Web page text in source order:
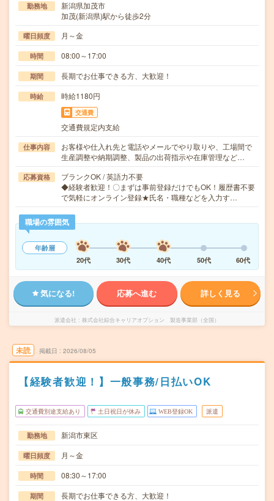
勤務地
新潟県加茂市
加茂(新潟県)駅から徒歩2分
曜日頻度 月～金
時間 08:00～17:00
期間 長期でお仕事できる方、大歓迎！
時給 時給1180円
交通費
交通費規定内支給
仕事内容
お客様や仕入れ先と電話やメールでやり取りや、工場間で
生産調整や納期調整、製品の出荷指示や在庫管理など…
応募資格
ブランクOK / 英語力不要
◆経験者歓迎！〇まずは事前登録だけでもOK！履歴書不要
で気軽にオンライン登録★氏名・職種などを入力す…
職場の雰囲気
年齢層
20代
30代 40代 50代 60代
気になる! 応募へ進む 詳しく見る
派遣会社 株式会社綜合キャリアオプション 製造事業部（全国）
未読 掲載日 2026/08/05
【経験者歓迎！】一般事務/日払いOK
交通費別途支給あり 土日祝日が休み WEB登録OK 派遣
勤務地 新潟市東区
曜日頻度 月～金
時間 08:30～17:00
期間 長期でお仕事できる方、大歓迎！